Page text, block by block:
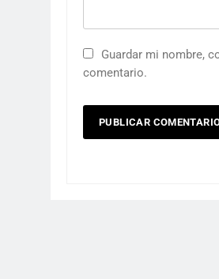
Guardar mi nombre,
comentario.